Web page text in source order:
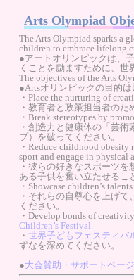
Arts Olympiad
The Arts Olympiad sparks a
children to embrace lifelong
●アートオリンピックは、
くことを励ますために、
The objectives of the Arts
●Artsオリンピックの目的
・Place the nurturing of
・教育者と政策担当者の
・Break stereotypes by
・創造力と健康体の「芸
プ）を破ってください。
・Reduce childhood
sport and engage in physical
・彼らの好きなスポーツ
ある子供を奮い立たせるこ
・Showcase children’s
・それらの自尊心を上げ
ください。
・Develop bonds of
Children’s Festival.
・ 世界子どもフェスティバ
ずなを深めてください。
●大会賛助・サポートページ